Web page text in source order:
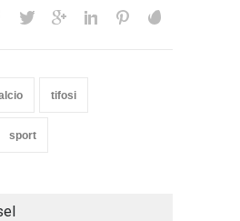
tifosi
sport